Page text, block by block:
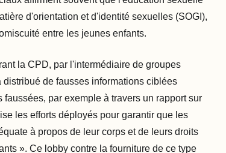
d'orientation et d'identité sexuelles (SOGI),
entre les jeunes enfants.
la CPD, par l'intermédiaire de groupes
de fausses informations ciblées
par exemple à travers un rapport sur
les efforts déployés pour garantir que les
à propos de leur corps et de leurs droits
». Ce lobby contre la fourniture de ce type